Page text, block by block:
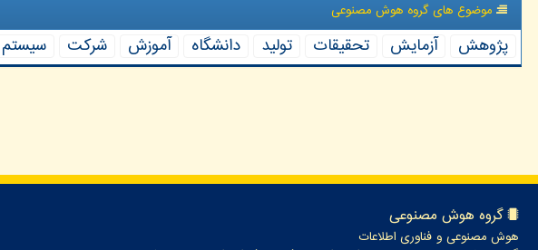
موضوع های گروه هوش مصنوعی
پژوهش آزمایش تحقیقات تولید دانشگاه آموزش شركت سیستم
گروه هوش مصنوعی
هوش مصنوعی و فناوری اطلاعات